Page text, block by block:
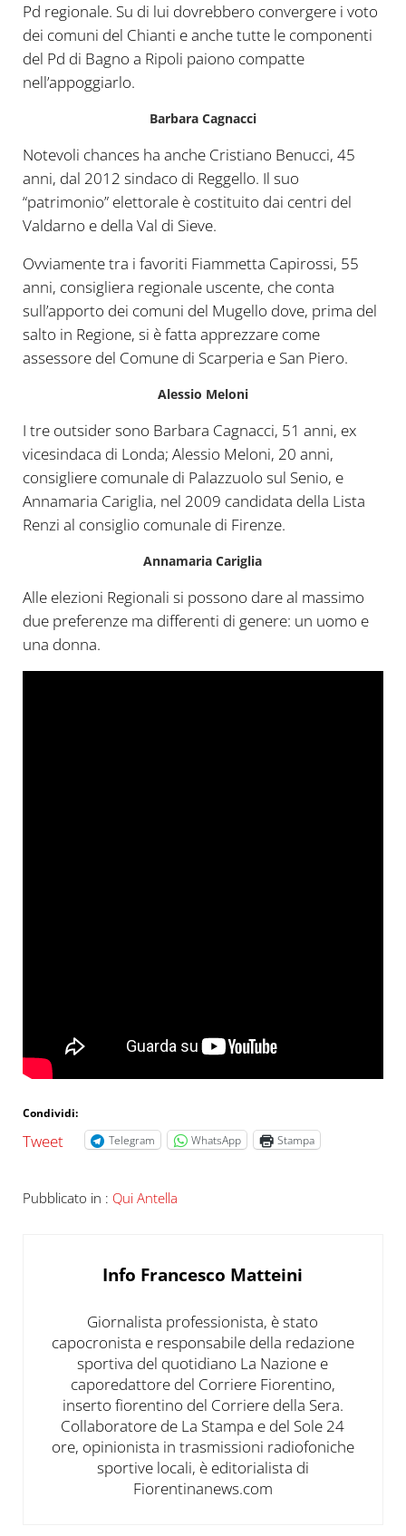
Pd regionale. Su di lui dovrebbero convergere i voto
dei comuni del Chianti e anche tutte le componenti
del Pd di Bagno a Ripoli paiono compatte
nell’appoggiarlo.
Barbara Cagnacci
Notevoli chances ha anche Cristiano Benucci, 45
anni, dal 2012 sindaco di Reggello. Il suo
“patrimonio” elettorale è costituito dai centri del
Valdarno e della Val di Sieve.
Ovviamente tra i favoriti Fiammetta Capirossi, 55
anni, consigliera regionale uscente, che conta
sull’apporto dei comuni del Mugello dove, prima del
salto in Regione, si è fatta apprezzare come
assessore del Comune di Scarperia e San Piero.
Alessio Meloni
I tre outsider sono Barbara Cagnacci, 51 anni, ex
vicesindaca di Londa; Alessio Meloni, 20 anni,
consigliere comunale di Palazzuolo sul Senio, e
Annamaria Cariglia, nel 2009 candidata della Lista
Renzi al consiglio comunale di Firenze.
Annamaria Cariglia
Alle elezioni Regionali si possono dare al massimo
due preferenze ma differenti di genere: un uomo e
una donna.
Condividi:
Tweet Telegram WhatsApp Stampa
Pubblicato in : Qui Antella
Info Francesco Matteini
Giornalista professionista, è stato
capocronista e responsabile della redazione
sportiva del quotidiano La Nazione e
caporedattore del Corriere Fiorentino,
inserto fiorentino del Corriere della Sera.
Collaboratore de La Stampa e del Sole 24
ore, opinionista in trasmissioni radiofoniche
sportive locali, è editorialista di
Fiorentinanews.com